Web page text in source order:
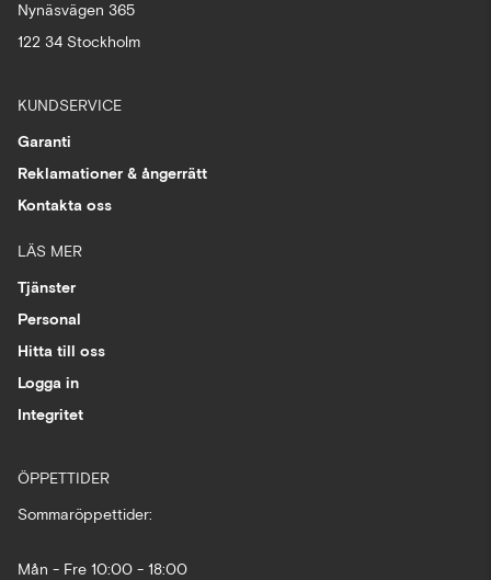
Nynäsvägen 365
122 34 Stockholm
KUNDSERVICE
Garanti
Reklamationer & ångerrätt
Kontakta oss
LÄS MER
Tjänster
Personal
Hitta till oss
Logga in
Integritet
ÖPPETTIDER
Sommaröppettider:
Mån - Fre 10:00 - 18:00